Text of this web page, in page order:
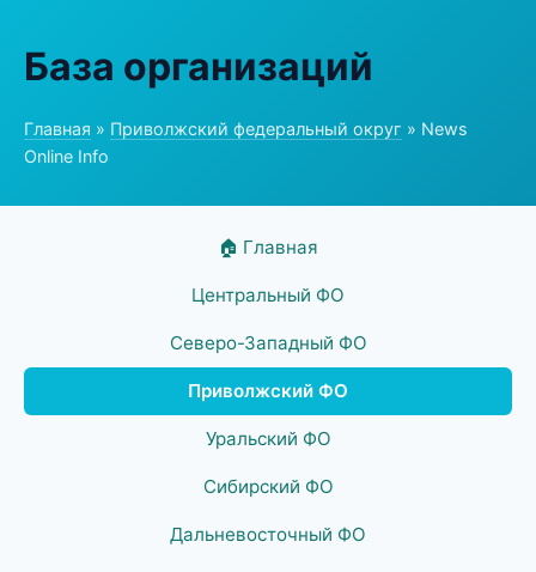
База организаций
Главная » Приволжский федеральный округ » News
Online Info
🏠 Главная
Центральный ФО
Северо-Западный ФО
Приволжский ФО
Уральский ФО
Сибирский ФО
Дальневосточный ФО